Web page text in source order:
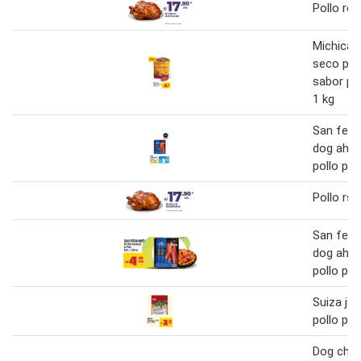
Pollo
seco
sabor
1 kg
San
dog
pollo
Pollo
San
dog
pollo
Suiza
pollo
Dog